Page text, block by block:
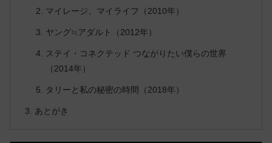
マイレージ、マイライフ（2010年）
ヤング≒アダルト（2012年）
ステイ・コネクテッド つながりたい僕らの世界
（2014年）
タリーと私の秘密の時間（2018年）
あとがき